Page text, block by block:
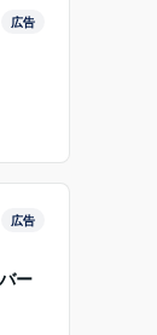
広告
広告
ー